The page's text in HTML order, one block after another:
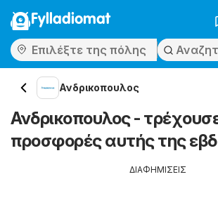
Fylladiomat
Ανδρικοπουλος
Ανδρικοπουλος -
προσφορές αυτής της
ΔΙΑΦΗΜΙΣΕΙΣ